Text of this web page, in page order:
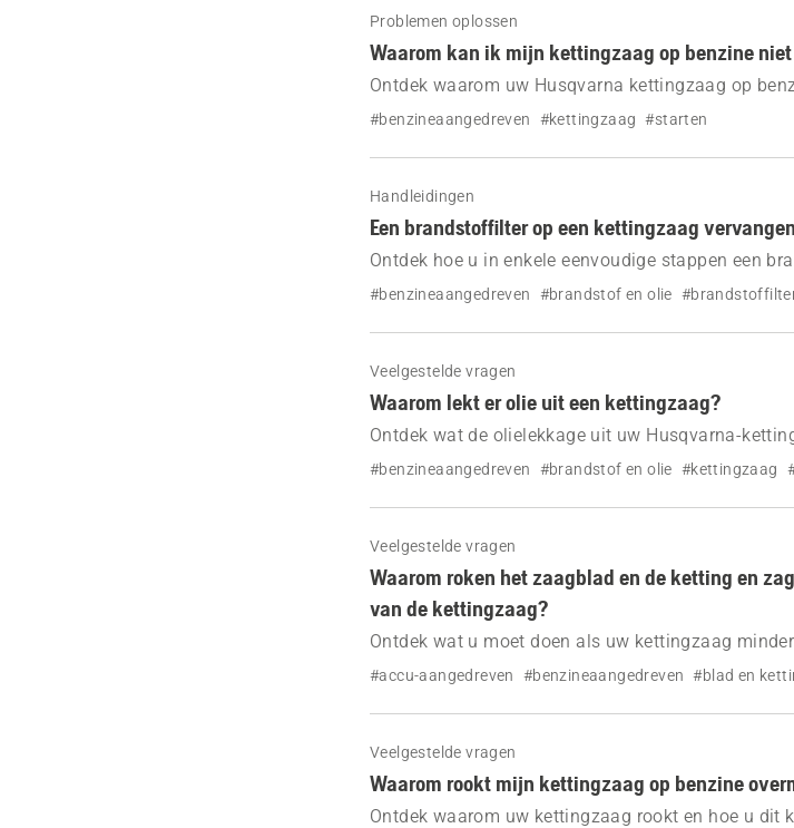
Problemen oplossen
Waarom kan ik mijn kettingzaag op benzine
Ontdek waarom uw Husqvarna kettingzaag op
#benzineaangedreven #kettingzaag #starten
Handleidingen
Een brandstoffilter op een kettingzaag vervangen
Ontdek hoe u in enkele eenvoudige stappen een
kettingzaag kunt vervangen.
#benzineaangedreven #brandstof en olie
Veelgestelde vragen
Waarom lekt er olie uit een kettingzaag?
Ontdek wat de olielekkage uit uw Husqvarna-
verhelpen.
#benzineaangedreven #brandstof en olie #kettingzaag
Veelgestelde vragen
Waarom roken het zaagblad en de ketting en
van de kettingzaag?
Ontdek wat u moet doen als uw kettingzaag
zaagblad en de ketting komt.
#accu-aangedreven #benzineaangedreven #blad en
Veelgestelde vragen
Waarom rookt mijn kettingzaag op benzine
Ontdek waarom uw kettingzaag rookt en hoe u dit